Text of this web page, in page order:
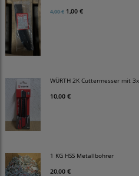
4,00 € 1,00 €
WÜRTH 2K Cuttermesser mit
10,00 €
1 KG HSS Metallbohrer
20,00 €